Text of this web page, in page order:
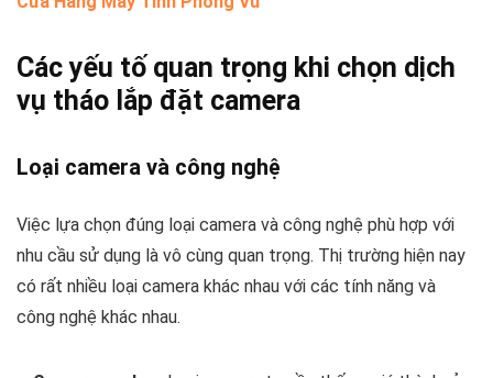
Các yếu tố quan trọng khi chọn dịch
vụ tháo lắp đặt camera
Loại camera và công nghệ
Việc lựa chọn đúng loại camera và công nghệ phù hợp với
nhu cầu sử dụng là vô cùng quan trọng. Thị trường hiện nay
có rất nhiều loại camera khác nhau với các tính năng và
công nghệ khác nhau.